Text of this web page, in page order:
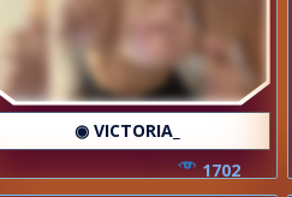
◉ VICTORIA_
1702